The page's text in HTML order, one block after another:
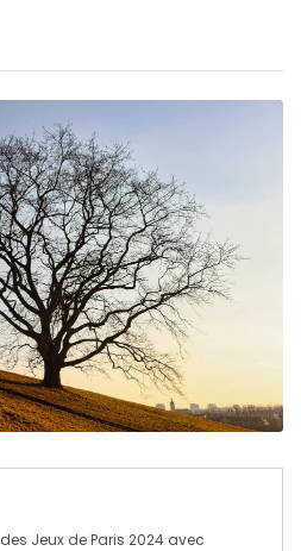
des Jeux de Paris 2024 avec